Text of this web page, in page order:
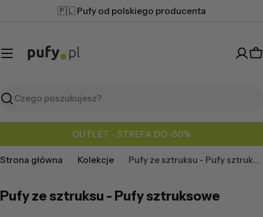
do
🇵🇱 Pufy od polskiego producenta
Szukaj
OUTLET - STREFA DO -50%
Strona główna Kolekcje Pufy ze sztruksu - Pufy sztruksowe
Pufy ze sztruksu - Pufy sztruksowe